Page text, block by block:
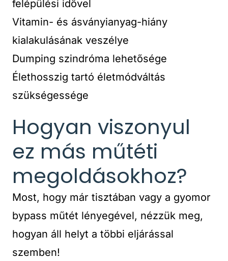
felépülési idővel
Vitamin- és ásványianyag-hiány
kialakulásának veszélye
Dumping szindróma lehetősége
Élethosszig tartó életmódváltás
szükségessége
Hogyan viszonyul
ez más műtéti
megoldásokhoz?
Most, hogy már tisztában vagy a gyomor
bypass műtét lényegével, nézzük meg,
hogyan áll helyt a többi eljárással
szemben!